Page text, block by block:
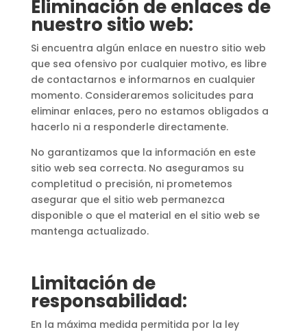
Eliminación de enlaces de
nuestro sitio web:
Si encuentra algún enlace en nuestro sitio web
que sea ofensivo por cualquier motivo, es libre
de contactarnos e informarnos en cualquier
momento. Consideraremos solicitudes para
eliminar enlaces, pero no estamos obligados a
hacerlo ni a responderle directamente.
No garantizamos que la información en este
sitio web sea correcta. No aseguramos su
completitud o precisión, ni prometemos
asegurar que el sitio web permanezca
disponible o que el material en el sitio web se
mantenga actualizado.
Limitación de
responsabilidad:
En la máxima medida permitida por la ley